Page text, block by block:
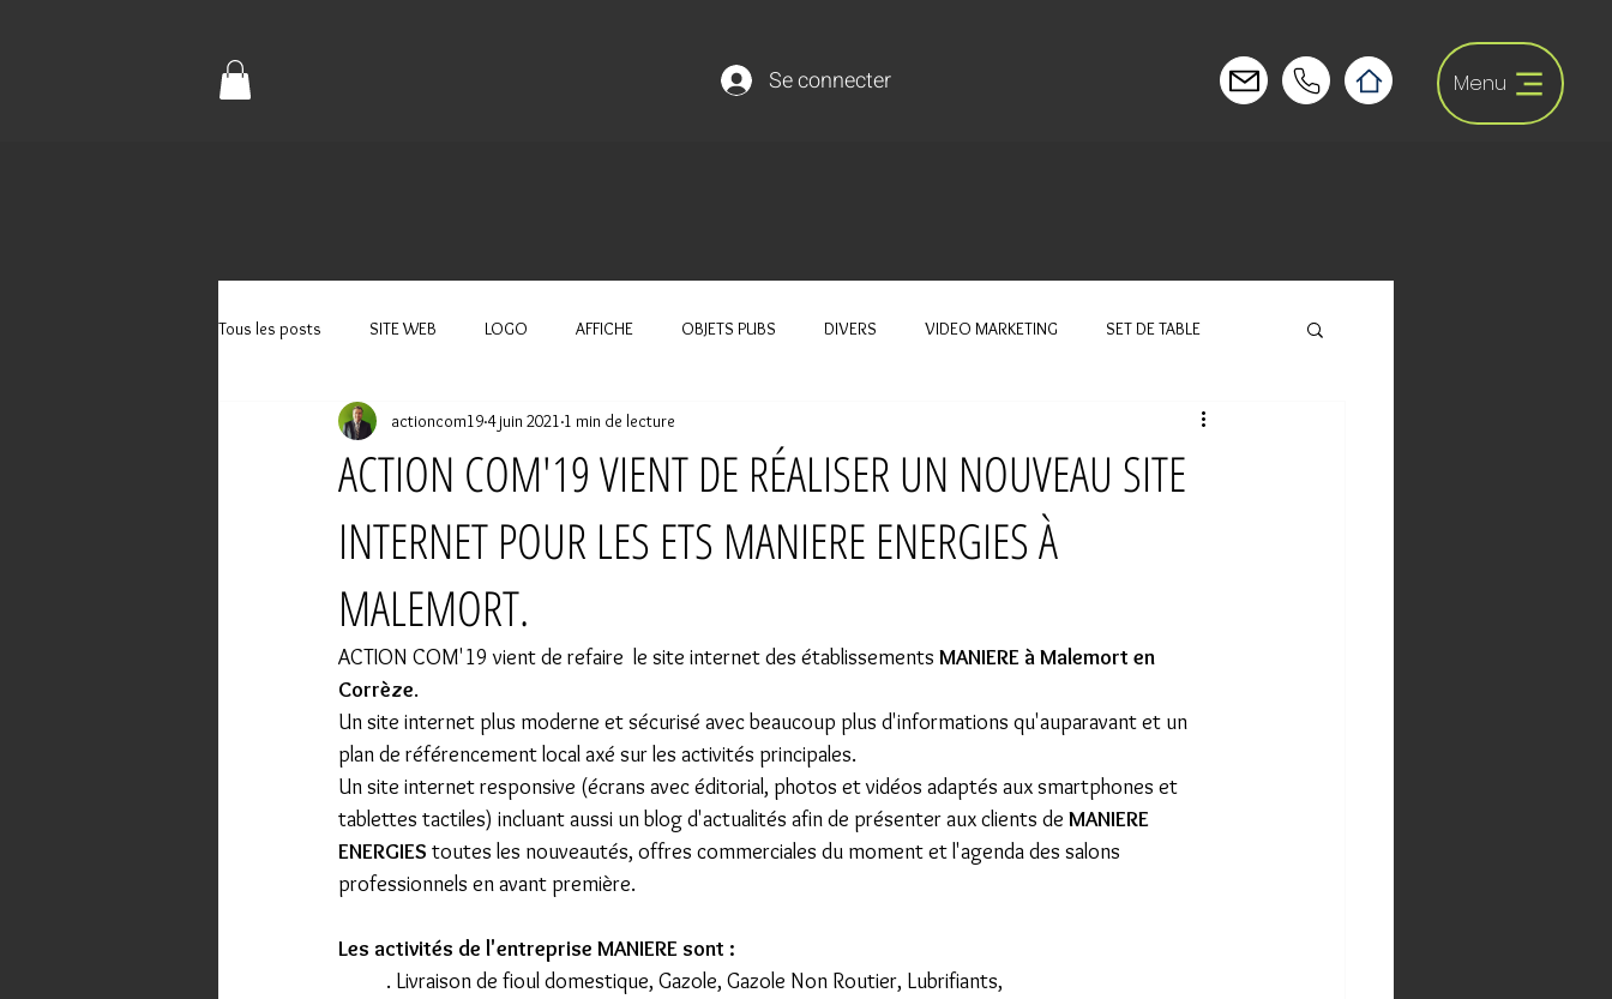
Menu
Se connecter
Tous les posts SITE WEB LOGO AFFICHE OBJETS PUBS DIVERS VIDEO MARKETING SET DE TABLE
ACTION COM'19 VIENT DE RÉALISER UN NOUVEAU SITE
INTERNET POUR LES ETS MANIERE ENERGIES À
MALEMORT.
actioncom19 4 juin 2021 1 min de lecture
ACTION COM'19 vient de refaire  le site internet des établissements MANIERE à Malemort en
Corrèze.
Un site internet plus moderne et sécurisé avec beaucoup plus d'informations qu'auparavant et un
plan de référencement local axé sur les activités principales.
Un site internet responsive (écrans avec éditorial, photos et vidéos adaptés aux smartphones et
tablettes tactiles) incluant aussi un blog d'actualités afin de présenter aux clients de MANIERE
ENERGIES toutes les nouveautés, offres commerciales du moment et l'agenda des salons
professionnels en avant première.
Les activités de l'entreprise MANIERE sont :
	. Livraison de fioul domestique, Gazole, Gazole Non Routier, Lubrifiants,